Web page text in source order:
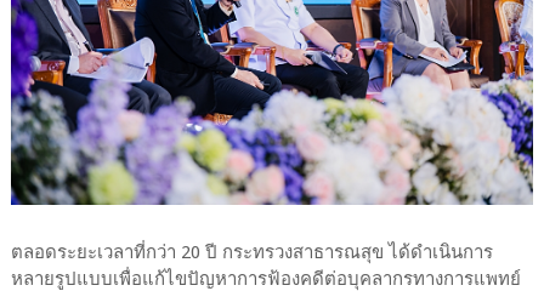
ตลอดระยะเวลาที่กว่า 20 ปี กระทรวงสาธารณสุข ได้ดำเนินการ
หลายรูปแบบเพื่อแก้ไขปัญหาการฟ้องคดีต่อบุคลากรทางการแพทย์